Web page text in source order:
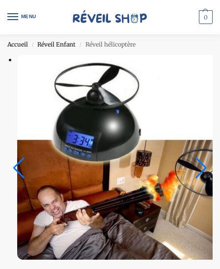
MENU 0
Accueil / Réveil Enfant / Réveil hélicoptère